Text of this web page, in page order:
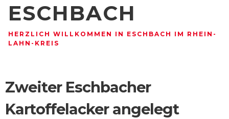
ESCHBACH
HERZLICH WILLKOMMEN IN ESCHBACH IM RHEIN-
LAHN-KREIS
Zweiter Eschbacher
Kartoffelacker angelegt